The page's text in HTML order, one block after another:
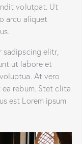
volutpat. Ut
arcu aliquet
elitr,
ut labore et
At vero
rebum. Stet clita
est Lorem ipsum